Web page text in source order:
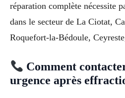
réparation complète nécessite
dans le secteur de La Ciotat,
Roquefort-la-Bédoule,
Comment
urgence après